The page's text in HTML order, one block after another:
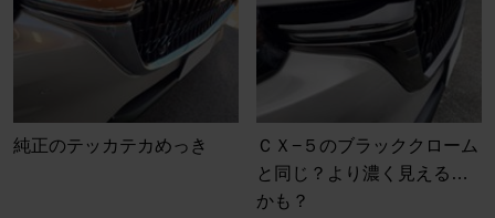
純正のテッカテカめっき
ＣＸ−５のブラッククローム
と同じ？より濃く見える…
かも？